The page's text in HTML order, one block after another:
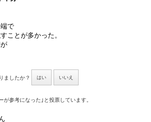
で
ことが多かった。
ましたか？ はい いいえ
が参考になった｣と投票しています。